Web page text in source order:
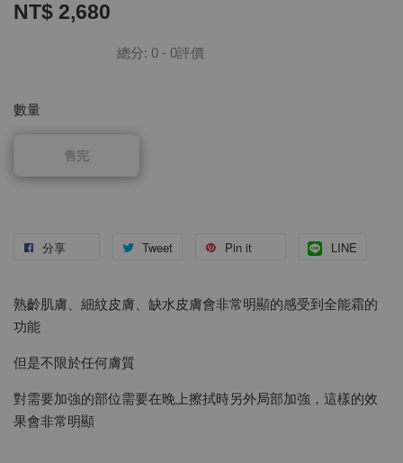
NT$ 2,680
總分: 0 - 0評價
數量
售完
分享 Tweet Pin it LINE
熟齡肌膚、細紋皮膚、缺水皮膚會非常明顯的感受到全能霜的
功能
但是不限於任何膚質
對需要加強的部位需要在晚上擦拭時另外局部加強，這樣的效
果會非常明顯